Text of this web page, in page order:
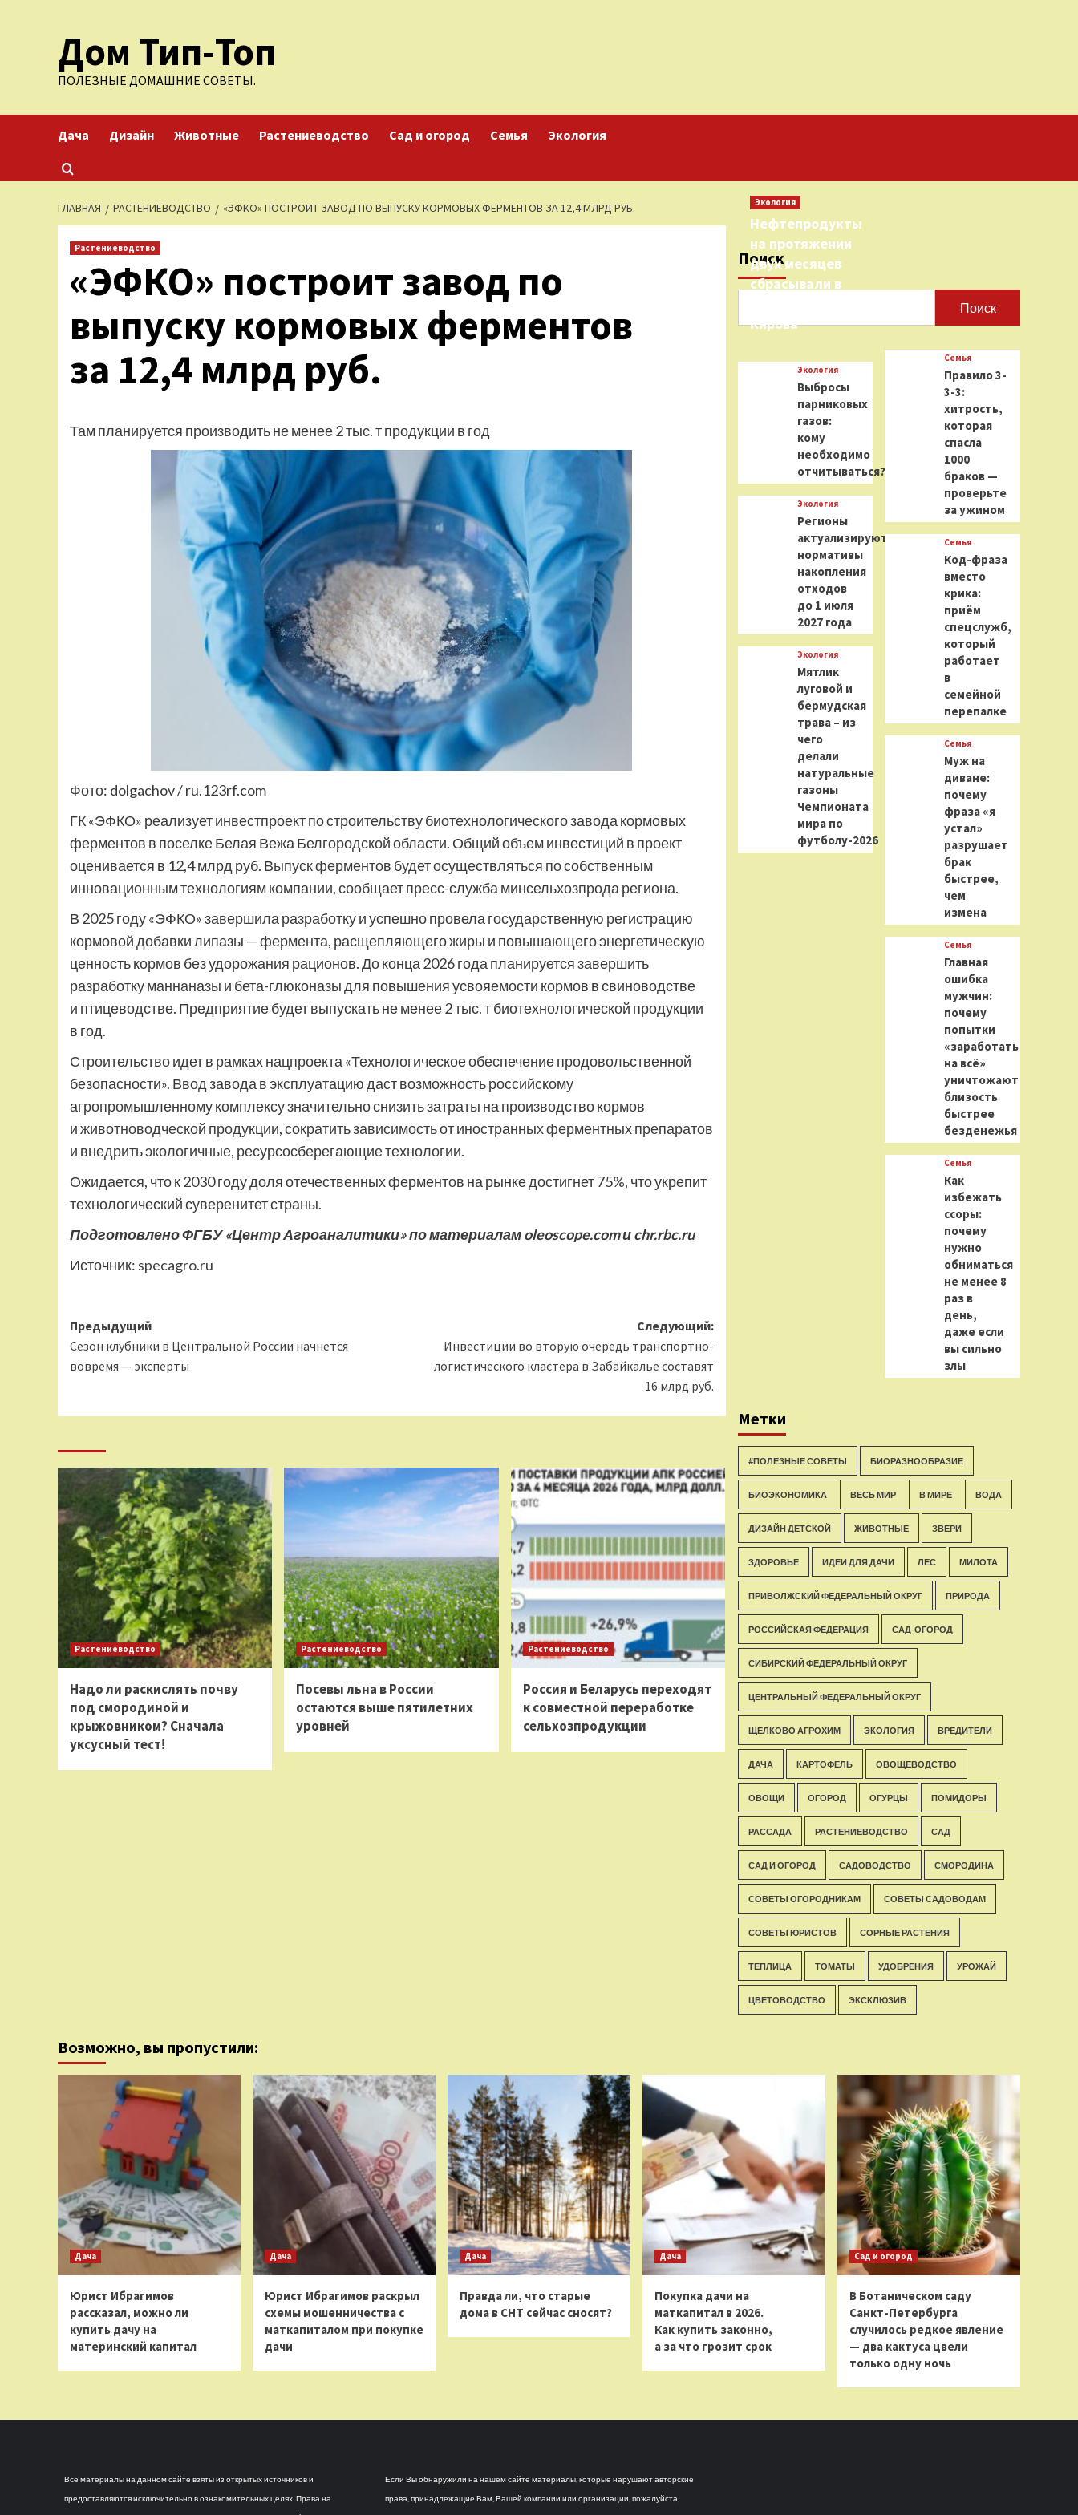
содержимомуДом Тип-Топ
ПОЛЕЗНЫЕ ДОМАШНИЕ СОВЕТЫ.
Дача Дизайн Животные Растениеводство Сад и огород Семья Экология
ГЛАВНАЯ РАСТЕНИЕВОДСТВО «ЭФКО» ПОСТРОИТ ЗАВОД ПО ВЫПУСКУ КОРМОВЫХ ФЕРМЕНТОВ ЗА 12,4 МЛРД РУБ.
Растениеводство
«ЭФКО» построит завод по
выпуску кормовых ферментов
за 12,4 млрд руб.
Там планируется производить не менее 2 тыс. т продукции в год
Фото: dolgachov / ru.123rf.com
ГК «ЭФКО» реализует инвестпроект по строительству биотехнологического завода кормовых
ферментов в поселке Белая Вежа Белгородской области. Общий объем инвестиций в проект
оценивается в 12,4 млрд руб. Выпуск ферментов будет осуществляться по собственным
инновационным технологиям компании, сообщает пресс-служба минсельхозпрода региона.
В 2025 году «ЭФКО» завершила разработку и успешно провела государственную регистрацию
кормовой добавки липазы — фермента, расщепляющего жиры и повышающего энергетическую
ценность кормов без удорожания рационов. До конца 2026 года планируется завершить
разработку маннаназы и бета-глюконазы для повышения усвояемости кормов в свиноводстве
и птицеводстве. Предприятие будет выпускать не менее 2 тыс. т биотехнологической продукции
в год.
Строительство идет в рамках нацпроекта «Технологическое обеспечение продовольственной
безопасности». Ввод завода в эксплуатацию даст возможность российскому
агропромышленному комплексу значительно снизить затраты на производство кормов
и животноводческой продукции, сократить зависимость от иностранных ферментных препаратов
и внедрить экологичные, ресурсосберегающие технологии.
Ожидается, что к 2030 году доля отечественных ферментов на рынке достигнет 75%, что укрепит
технологический суверенитет страны.
Подготовлено ФГБУ «Центр Агроаналитики» по материалам oleoscope.com и chr.rbc.ru
Источник: specagro.ru
Навигация
записи
Предыдущий
Сезон клубники в Центральной России начнется
вовремя — эксперты
Следующий:
Инвестиции во вторую очередь транспортно-
логистического кластера в Забайкалье составят
16 млрд руб.
Растениеводство
Надо ли раскислять почву
под смородиной и
крыжовником? Сначала
уксусный тест!
Растениеводство
Посевы льна в России
остаются выше пятилетних
уровней
Растениеводство
Россия и Беларусь переходят
к совместной переработке
сельхозпродукции
Поиск
Поиск
Экология
Нефтепродукты
на протяжении
двух месяцев
сбрасывали в
Кирова
Экология
Выбросы
парниковых
газов:
кому
необходимо
отчитываться?
Экология
Регионы
актуализируют
нормативы
накопления
отходов
до 1 июля
2027 года
Экология
Мятлик
луговой и
бермудская
трава – из
чего
делали
натуральные
газоны
Чемпионата
мира по
футболу-2026
Семья
Правило 3-
3-3:
хитрость,
которая
спасла
1000
браков —
проверьте
за ужином
Семья
Код-фраза
вместо
крика:
приём
спецслужб,
который
работает
в
семейной
перепалке
Семья
Муж на
диване:
почему
фраза «я
устал»
разрушает
брак
быстрее,
чем
измена
Семья
Главная
ошибка
мужчин:
почему
попытки
«заработать
на всё»
уничтожают
близость
быстрее
безденежья
Семья
Как
избежать
ссоры:
почему
нужно
обниматься
не менее 8
раз в
день,
даже если
вы сильно
злы
Метки
#ПОЛЕЗНЫЕ СОВЕТЫ БИОРАЗНООБРАЗИЕ
БИОЭКОНОМИКА ВЕСЬ МИР В МИРЕ ВОДА
ДИЗАЙН ДЕТСКОЙ ЖИВОТНЫЕ ЗВЕРИ
ЗДОРОВЬЕ ИДЕИ ДЛЯ ДАЧИ ЛЕС МИЛОТА
ПРИВОЛЖСКИЙ ФЕДЕРАЛЬНЫЙ ОКРУГ ПРИРОДА
РОССИЙСКАЯ ФЕДЕРАЦИЯ САД-ОГОРОД
СИБИРСКИЙ ФЕДЕРАЛЬНЫЙ ОКРУГ
ЦЕНТРАЛЬНЫЙ ФЕДЕРАЛЬНЫЙ ОКРУГ
ЩЕЛКОВО АГРОХИМ ЭКОЛОГИЯ ВРЕДИТЕЛИ
ДАЧА КАРТОФЕЛЬ ОВОЩЕВОДСТВО
ОВОЩИ ОГОРОД ОГУРЦЫ ПОМИДОРЫ
РАССАДА РАСТЕНИЕВОДСТВО САД
САД И ОГОРОД САДОВОДСТВО СМОРОДИНА
СОВЕТЫ ОГОРОДНИКАМ СОВЕТЫ САДОВОДАМ
СОВЕТЫ ЮРИСТОВ СОРНЫЕ РАСТЕНИЯ
ТЕПЛИЦА ТОМАТЫ УДОБРЕНИЯ УРОЖАЙ
ЦВЕТОВОДСТВО ЭКСКЛЮЗИВ
Возможно, вы пропустили:
Дача
Юрист Ибрагимов
рассказал, можно ли
купить дачу на
материнский капитал
Дача
Юрист Ибрагимов раскрыл
схемы мошенничества с
маткапиталом при покупке
дачи
Дача
Правда ли, что старые
дома в СНТ сейчас сносят?
Дача
Покупка дачи на
маткапитал в 2026.
Как купить законно,
а за что грозит срок
Сад и огород
В Ботаническом саду
Санкт-Петербурга
случилось редкое явление
— два кактуса цвели
только одну ночь
Все материалы на данном сайте взяты из открытых источников и
предоставляются исключительно в ознакомительных целях. Права на
Если Вы обнаружили на нашем сайте материалы, которые нарушают авторские
права, принадлежащие Вам, Вашей компании или организации, пожалуйста,